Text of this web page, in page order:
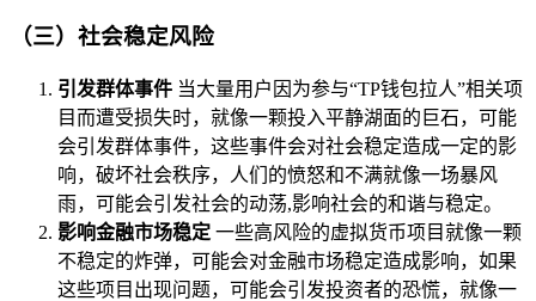
（三）社会稳定风险
引发群体事件 当大量用户因为参与“TP钱包拉人”相关项
目而遭受损失时，就像一颗投入平静湖面的巨石，可能
会引发群体事件，这些事件会对社会稳定造成一定的影
响，破坏社会秩序，人们的愤怒和不满就像一场暴风
雨，可能会引发社会的动荡,影响社会的和谐与稳定。
影响金融市场稳定 一些高风险的虚拟货币项目就像一颗
不稳定的炸弹，可能会对金融市场稳定造成影响，如果
这些项目出现问题，可能会引发投资者的恐慌，就像一